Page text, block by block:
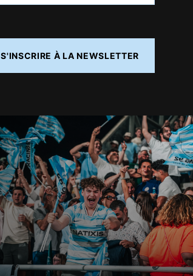
S'INSCRIRE À LA NEWSLETTER